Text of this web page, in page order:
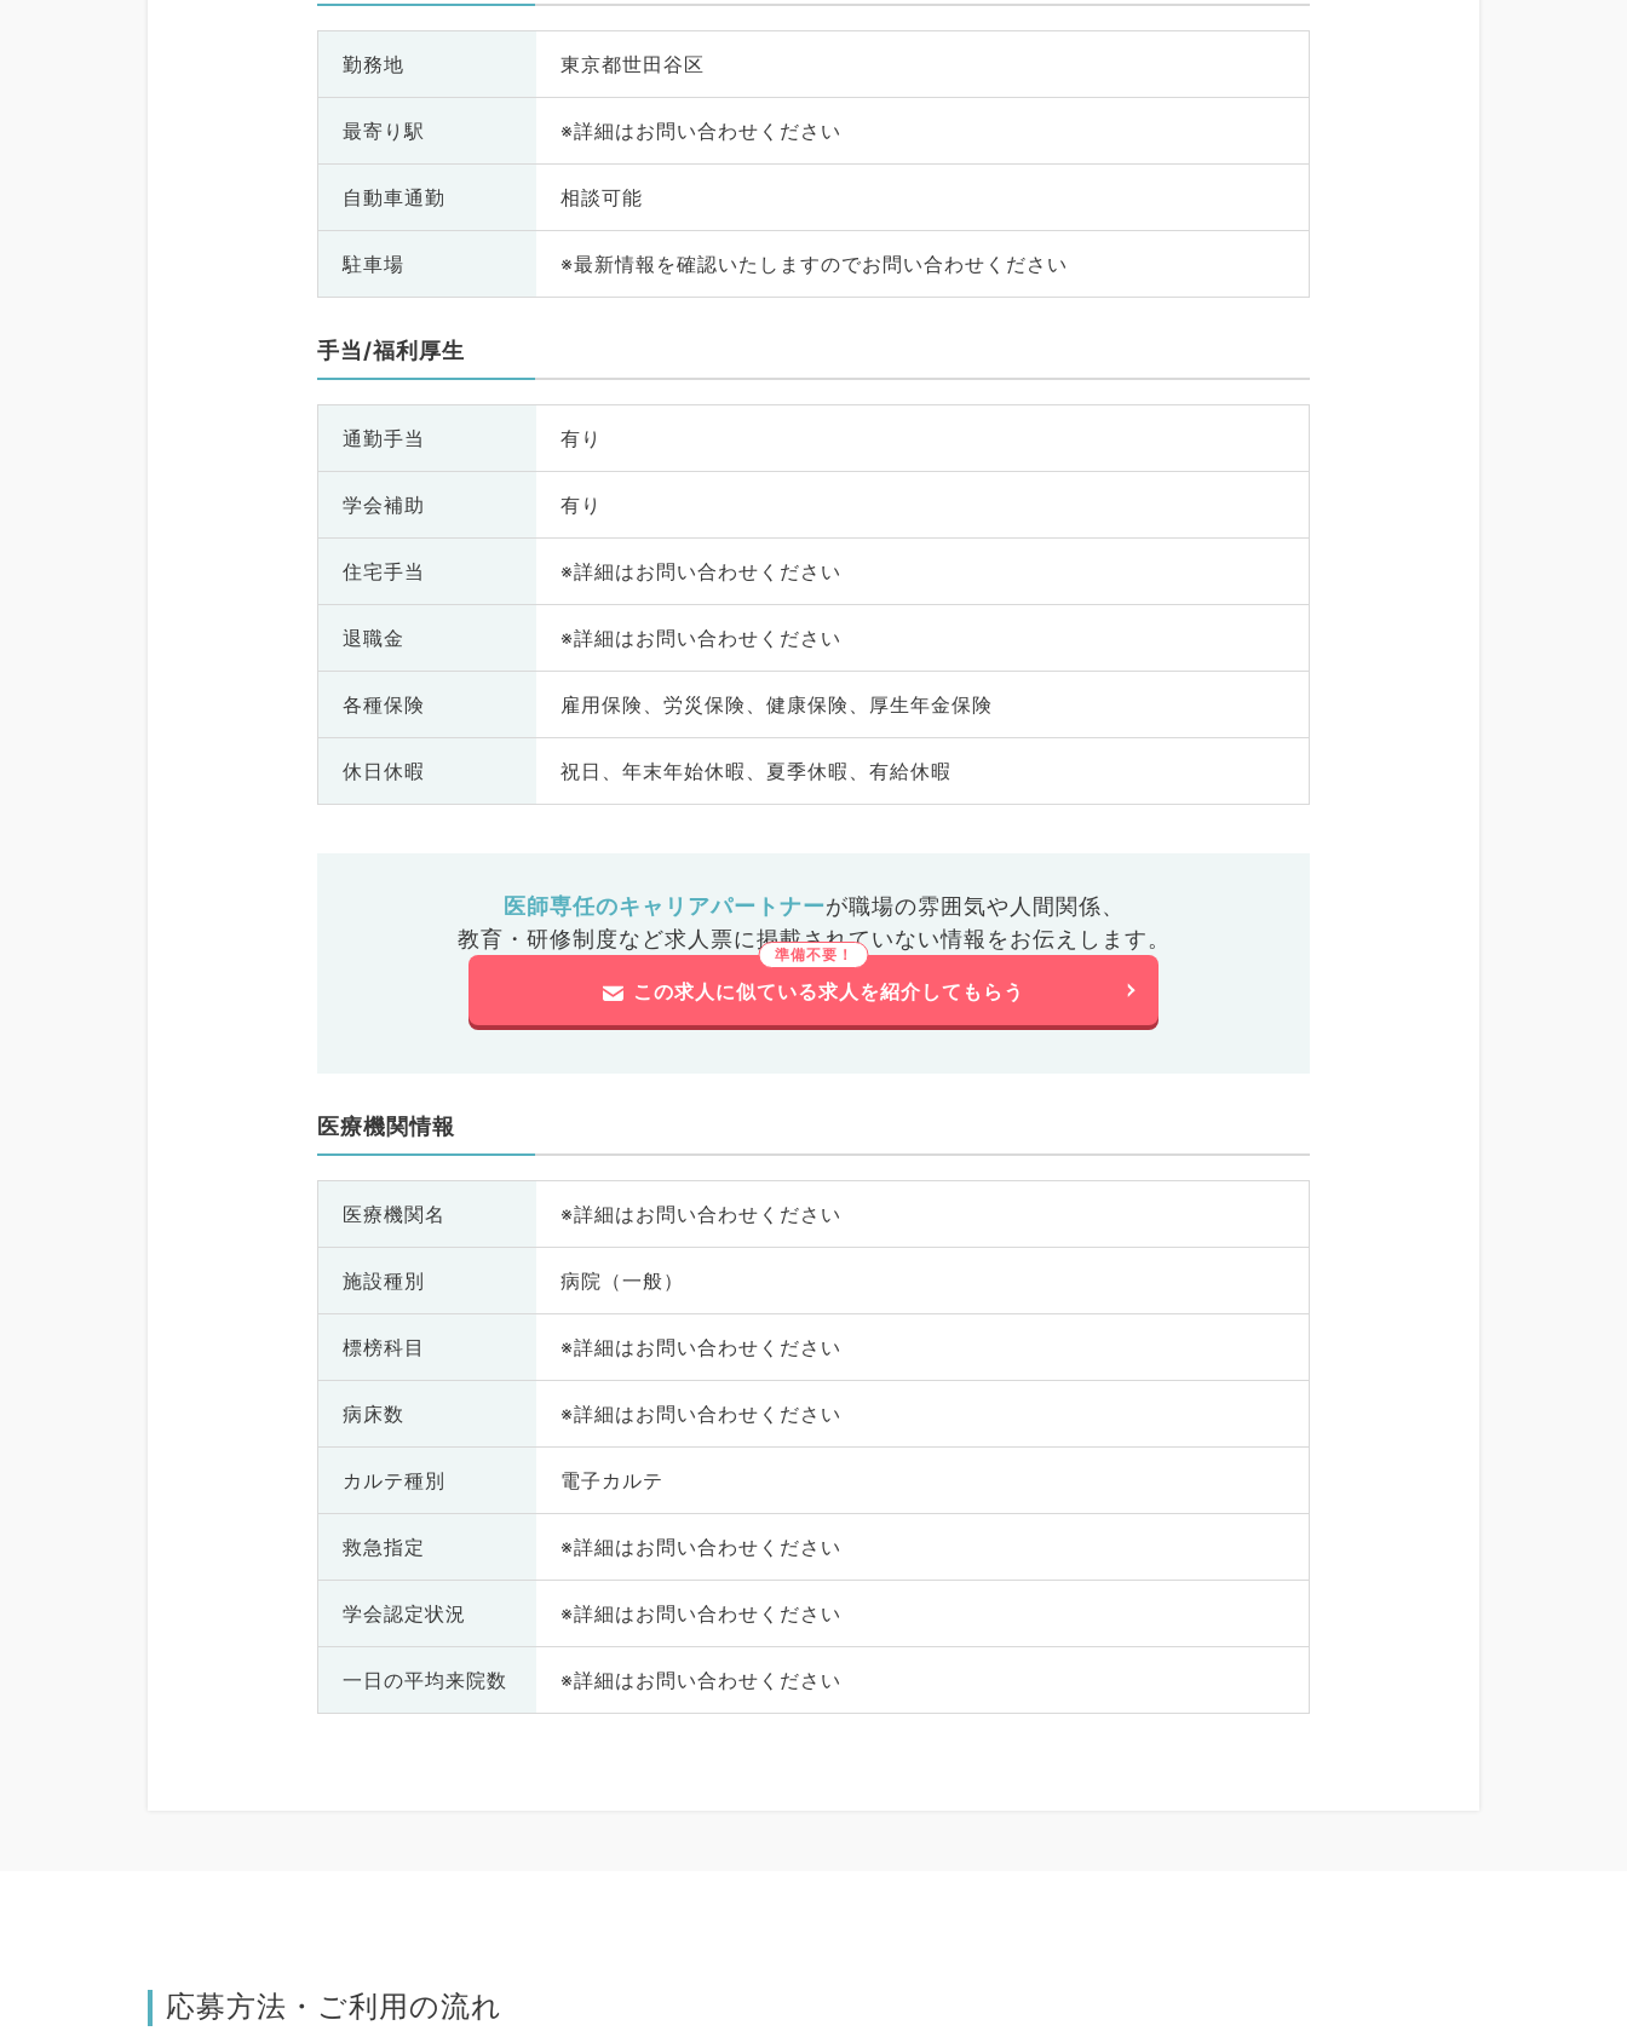
勤務地 東京都世田谷区
最寄り駅 ※詳細はお問い合わせください
自動車通勤 相談可能
駐車場 ※最新情報を確認いたしますのでお問い合わせください
手当/福利厚生
通勤手当 有り
学会補助 有り
住宅手当 ※詳細はお問い合わせください
退職金 ※詳細はお問い合わせください
各種保険 雇用保険、労災保険、健康保険、厚生年金保険
休日休暇 祝日、年末年始休暇、夏季休暇、有給休暇
医師専任のキャリアパートナーが職場の雰囲気や人間関係、
教育・研修制度など求人票に掲載されていない情報をお伝えします。
この求人に似ている求人を紹介してもらう
医療機関情報
医療機関名 ※詳細はお問い合わせください
施設種別 病院（一般）
標榜科目 ※詳細はお問い合わせください
病床数 ※詳細はお問い合わせください
カルテ種別 電子カルテ
救急指定 ※詳細はお問い合わせください
学会認定状況 ※詳細はお問い合わせください
一日の平均来院数 ※詳細はお問い合わせください
応募方法・ご利用の流れ